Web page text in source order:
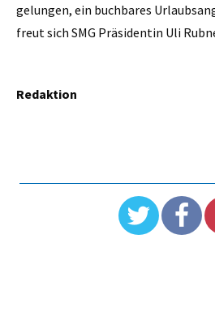
gelungen, ein buchbares
freut sich SMG Präsidentin Uli
Redaktion